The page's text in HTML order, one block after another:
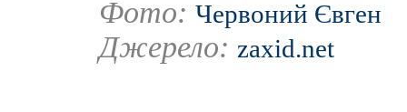
Фото: Червоний Євген
Джерело: zaxid.net